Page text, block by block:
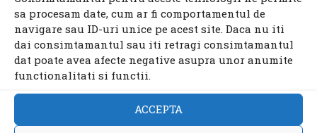
sa procesam date, cum ar fi comportamentul de
navigare sau ID-uri unice pe acest site. Daca nu iti
dai consimtamantul sau iti retragi consimtamantul
dat poate avea afecte negative asupra unor anumite
functionalitati si functii.
ACCEPTA
Firma:SC Motorkappa
SRL;
lucru:
Stefan Ispas, nr. 96A,